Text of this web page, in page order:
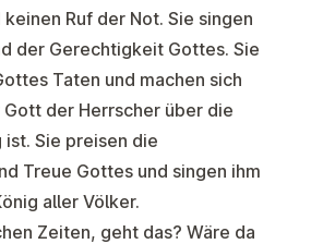
Ruf der Not. Sie singen
der Gerechtigkeit Gottes. Sie
Taten und machen sich
der Herrscher über die
Sie preisen die
Treue Gottes und singen ihm
aller Völker.
Zeiten, geht das? Wäre da